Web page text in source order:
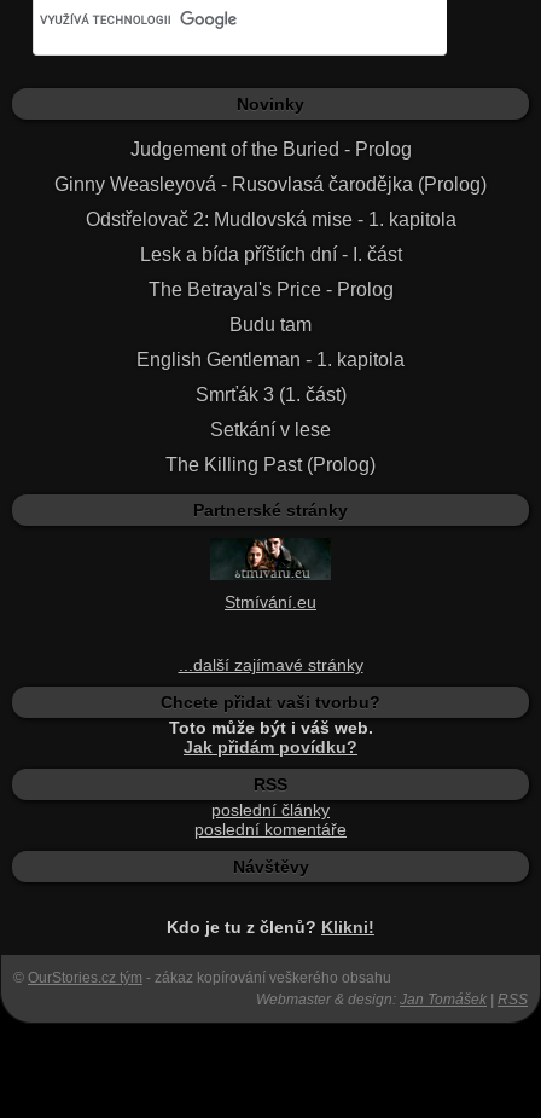
Novinky
Judgement of the Buried - Prolog
Ginny Weasleyová - Rusovlasá čarodějka (Prolog)
Odstřelovač 2: Mudlovská mise - 1. kapitola
Lesk a bída příštích dní - I. část
The Betrayal's Price - Prolog
Budu tam
English Gentleman - 1. kapitola
Smrťák 3 (1. část)
Setkání v lese
The Killing Past (Prolog)
Partnerské stránky
Stmívání.eu
...další zajímavé stránky
Chcete přidat vaši tvorbu?
Toto může být i váš web.
Jak přidám povídku?
RSS
poslední články
poslední komentáře
Návštěvy
Kdo je tu z členů? Klikni!
© OurStories.cz tým - zákaz kopírování veškerého obsahu
Webmaster & design: Jan Tomášek RSS